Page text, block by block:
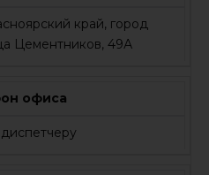
край, город
Цементников, 49А
офиса